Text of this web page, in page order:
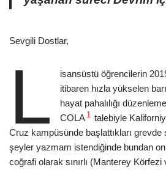
Sevgili Dostlar,
L
isansüstü öğrencilerin
itibaren hızla yükselen
hayat pahalılığı
COLA 1 talebiyle
Cruz kampüsünde başlattıkları
şeyler yazmam istendiğinde bundan
coğrafi olarak sınırlı (Manterey Körfezi